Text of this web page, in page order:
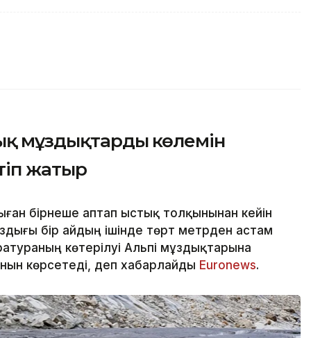
мұздықтардың көлемін
жатыр
бірнеше аптап ыстық толқынынан кейін
бір айдың ішінде төрт метрден астам
көтерілуі Альпі мұздықтарына
көрсетеді, деп хабарлайды Еuronews.